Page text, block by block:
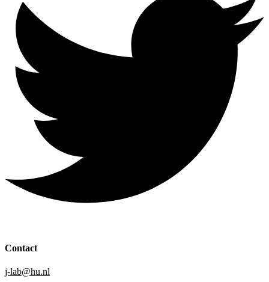
Contact
j-lab@hu.nl